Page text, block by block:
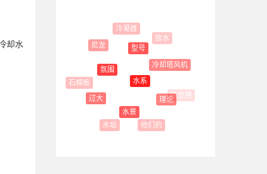
却水
石棉板
过大
氛围
尼龙
水垢
水景
水系
型号
冷凝器
他们的
理论
冷却塔风机
放水
热交换
通风